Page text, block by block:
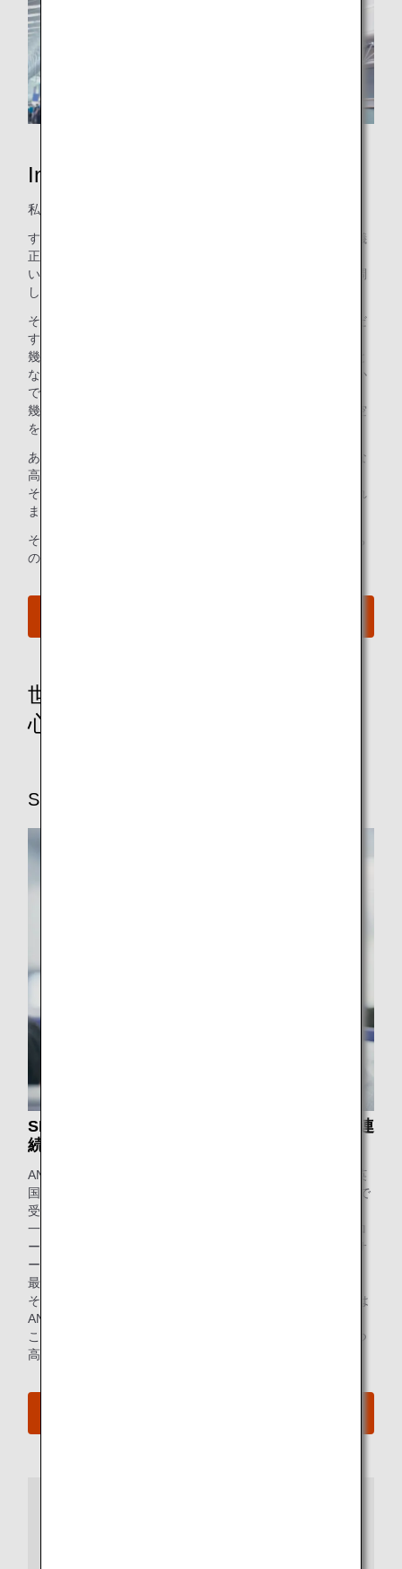
Inspiration of JAPAN
私たちは、いつも、「日本の心」を大切にしてきました。
すべてのお客さまに対して、誠実であり、謙虚であり、礼儀
正しくあること。
いかなる場合においても、丁寧な作業を心がけ、互いに協調
し、安全で正確な運航を確実なものにすること。
それだけではなく、私たちの中には、「新しい日本を創りだ
す」気概も、脈々と受け継がれています。
幾度となく立ちはだかる困難や制約にも、決して屈すること
なく、自分たちの手で、新しい空を開拓してきたのは、ほか
でもない、私たちANAです。
幾多の挑戦と試行錯誤を繰り返しながら、自由で魅力的な空
をつくりあげてきました。
あたたかさ、細やかな心遣い、そして、ワクワクするような
高揚感まで感じてもらいたい。
そして、ANAの空の旅でしか体験することのできない、これ
までにない感動を、世界中の人たちに届けていきたい。
それが、“Inspiration of JAPAN“という言葉に込めた、私たち
の想いです。
世界に誇る上質なおもてなしで、
心満たす空の旅を
SKYTRAX
SKYTRAX社より最高評価「5スター」を13年連
続で受賞
ANAグループは、世界的な航空サービス格付け機関である英
国SKYTRAX社より、世界最高評価「5スター」を13年連続で
受賞しました。
一貫して高品質なサービスが提供できている点、さらにグロ
ーバルなお客様の多様なニーズを深く汲み取り、継続的にサ
ービス改善を行っている点が高く評価されました。
最高評価を獲得している航空会社は世界で11社のみであり、
そのうち10年以上連続して獲得している日本のエアラインは
ANAグループのみです。
これからもANAは、サービスの品質向上に尽力し、安全かつ
高品質な「5つ星」の体験をご提供してまいります。